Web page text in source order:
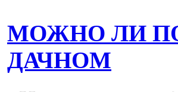
МОЖНО ЛИ
ДАЧНОМ